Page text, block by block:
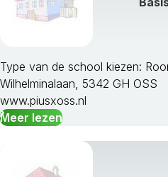
Type van de school kiezen:
Wilhelminalaan, 5342 GH OSS
www.piusxoss.nl
Meer lezen